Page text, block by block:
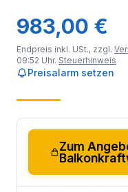
983,00 €
Endpreis inkl. USt., zzgl.
09:52 Uhr. Steuerhinweis
Preisalarm setzen
Zum